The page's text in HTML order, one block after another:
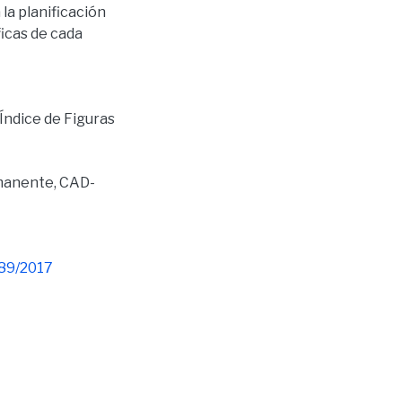
planificación
de cada
de Figuras
, CAD-
2017